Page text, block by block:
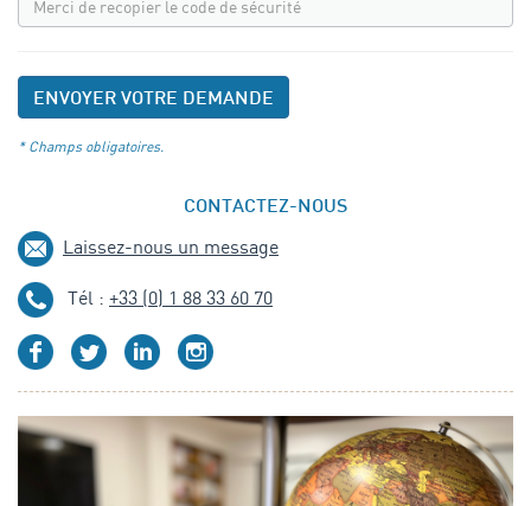
* Champs obligatoires.
CONTACTEZ-NOUS
Laissez-nous un message
Tél : +33 (0) 1 88 33 60 70